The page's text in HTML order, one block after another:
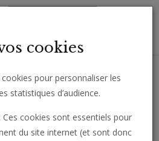
e-mail.
cookies
pour personnaliser les
statistiques d’audience.
: Ces cookies sont essentiels pour
du site internet (et sont donc